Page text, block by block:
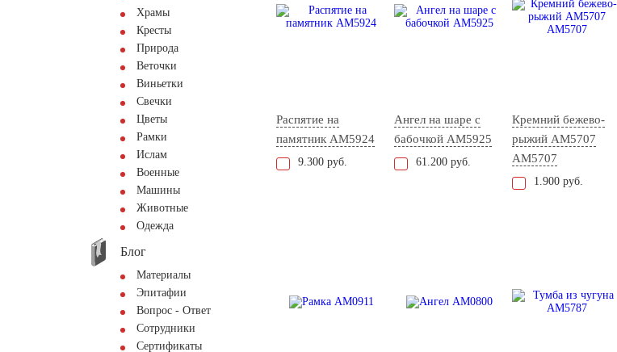
Храмы
Кресты
Природа
Веточки
Виньетки
Свечки
Цветы
Рамки
Ислам
Военные
Машины
Животные
Одежда
Блог
Материалы
Эпитафии
Вопрос - Ответ
Сотрудники
Сертификаты
Распятие на
памятник AM5924
9.300 руб.
Ангел на шаре с
бабочкой AM5925
61.200 руб.
Кремний бежево-
рыжий АМ5707
AM5707
1.900 руб.